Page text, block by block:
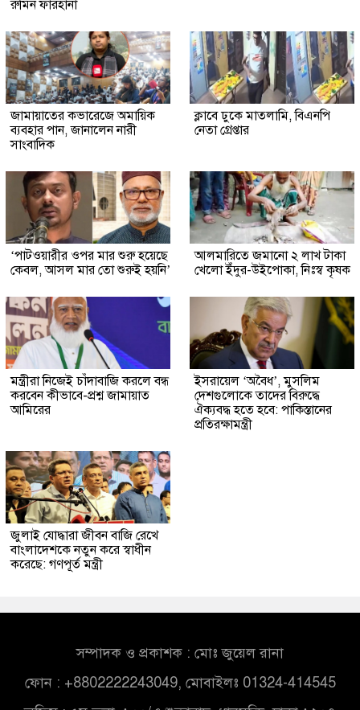
রুমিন ফারহানা
জামায়াতের কভারেজে অমায়িক
ব্যবহার পান, জানালেন নারী
সাংবাদিক
ক্লাবে ঢুকে মাতলামি, বিএনপি
নেতা গ্রেপ্তার
‘পাটওয়ারীর ওপর মার শুরু হয়েছে
কেবল, আসল মার তো শুরুই হয়নি’
আলমারিতে জমানো ২ লাখ টাকা
খেলো ইঁদুর-উইপোকা, নিঃস্ব কৃষক
মন্ত্রীরা নিজেই চাঁদাবাজি করলে বন্ধ
করবেন কীভাবে-প্রশ্ন জামায়াত
আমিরের
ইসরায়েল ‘অবৈধ’, মুসলিম
দেশগুলোকে তাদের বিরুদ্ধে
ঐক্যবদ্ধ হতে হবে: পাকিস্তানের
প্রতিরক্ষামন্ত্রী
জুলাই যোদ্ধারা জীবন বাজি রেখে
বাংলাদেশকে নতুন করে স্বাধীন
করেছে: গণপূর্ত মন্ত্রী
সম্পাদক ও প্রকাশক : মোঃ জুয়েল রানা
ফোন : +8802222243049, মোবাইলঃ 01324-414545